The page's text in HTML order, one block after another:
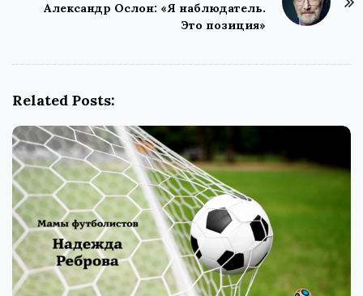
Александр Ослон: «Я наблюдатель.
Это позиция»
Related Posts: